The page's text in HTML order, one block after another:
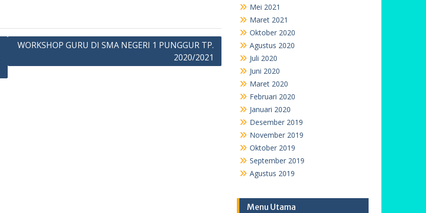
WORKSHOP GURU DI SMA NEGERI 1 PUNGGUR TP.
2020/2021
Mei 2021
Maret 2021
Oktober 2020
Agustus 2020
Juli 2020
Juni 2020
Maret 2020
Februari 2020
Januari 2020
Desember 2019
November 2019
Oktober 2019
September 2019
Agustus 2019
Menu Utama